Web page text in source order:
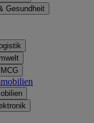
Gesundheit